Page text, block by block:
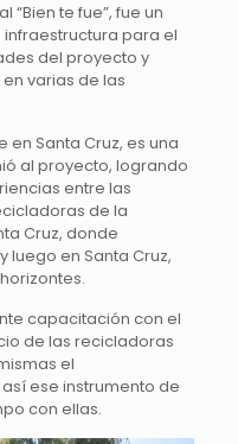
“Bien te fue”, fue un
para el
del proyecto y
varias de las
en Santa Cruz, es una
al proyecto, logrando
entre las
de la
Cruz, donde
luego en Santa Cruz,
capacitación con el
de las recicladoras
el
ese instrumento de
con ellas.